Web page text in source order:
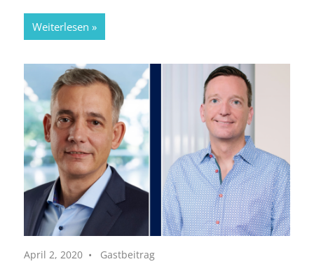
Weiterlesen
April 2, 2020 Gastbeitrag